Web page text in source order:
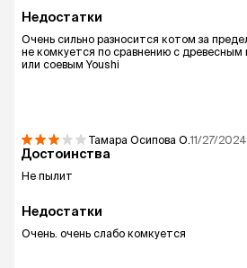
Недостатки
Очень сильно разносится котом за
не комкуется по сравнению с древесным
или соевым Youshi
Тамара Осипова О.11/27/2024
Достоинства
Не пылит
Недостатки
Очень. очень слабо комкуется